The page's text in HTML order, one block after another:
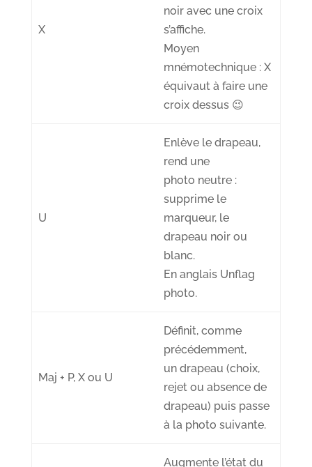
X
noir avec une croix
s’affiche.
Moyen
mnémotechnique : X
équivaut à faire une
croix dessus 😉
U
Enlève le drapeau,
rend une
photo neutre :
supprime le
marqueur, le
drapeau noir ou
blanc.
En anglais Unflag
photo.
Maj + P, X ou U
Définit, comme
précédemment,
un drapeau (choix,
rejet ou absence de
drapeau) puis passe
à la photo suivante.
Augmente l’état du